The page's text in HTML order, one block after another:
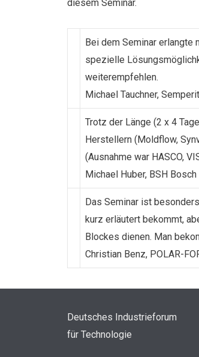
diesem Seminar.
Bei dem Seminar erlangte
spezielle
weiterempfehlen.
Michael Tauchner,
Trotz der Länge (2 x 4
Herstellern (Moldflow,
(Ausnahme war HASCO,
Michael Huber, BSH
Das Seminar ist
kurz erläutert bekommt,
Blockes dienen. Man
Christian Benz, POLAR-
Deutsches Industrieforum
für Technologie